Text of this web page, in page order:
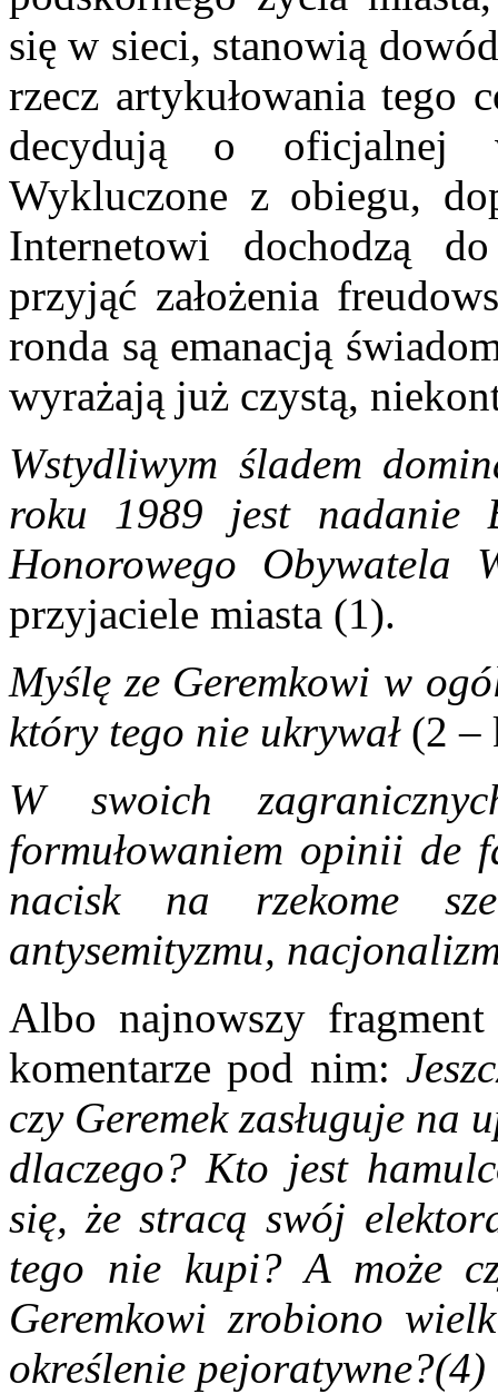
się w sieci, stanowią
rzecz artykułowania tego
decydują o oficjalnej
Wykluczone z obiegu,
Internetowi dochodzą
przyjąć założenia
ronda są emanacją
wyrażają już czystą,
Wstydliwym śladem
roku 1989 jest nadanie
Honorowego Obywatela
przyjaciele miasta (1).
Myślę ze Geremkowi w
który tego nie ukrywał(2 –
W swoich
formułowaniem opinii de
nacisk na rzekome
antysemityzmu,
Albo najnowszy
komentarze pod nim:
czy Geremek zasługuje
dlaczego? Kto jest
się, że stracą swój
tego nie kupi? A może
Geremkowi zrobiono
określenie pejoratywne?(4)